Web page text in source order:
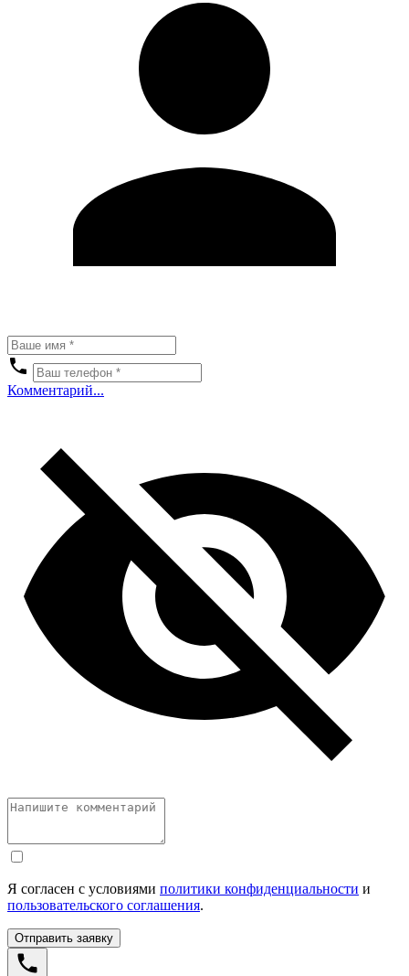
Комментарий...
Я согласен с условиями политики конфиденциальности и
пользовательского соглашения.
Отправить заявку